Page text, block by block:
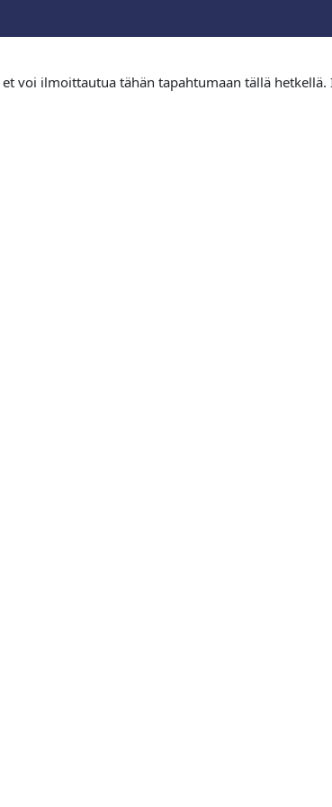
voi ilmoittautua tähän tapahtumaan tällä